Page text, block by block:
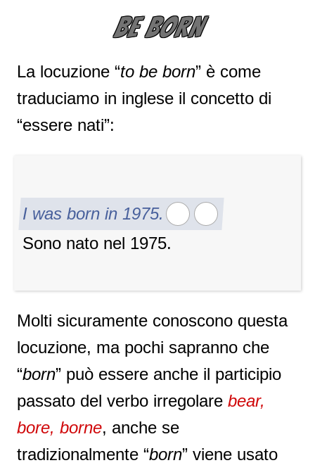
BE BORN
La locuzione “to be born” è come
traduciamo in inglese il concetto di
“essere nati”:
I was born in 1975.
Sono nato nel 1975.
Molti sicuramente conoscono questa
locuzione, ma pochi sapranno che
“born” può essere anche il participio
passato del verbo irregolare bear,
bore, borne, anche se
tradizionalmente “born” viene usato